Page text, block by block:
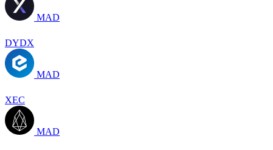
MAD
DYDX
MAD
XEC
MAD